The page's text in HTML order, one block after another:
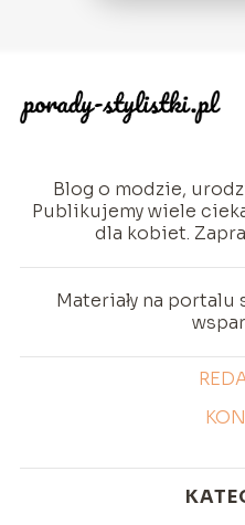
Blog o modzie,
Publikujemy wiele
dla kobiet.
Materiały na portalu